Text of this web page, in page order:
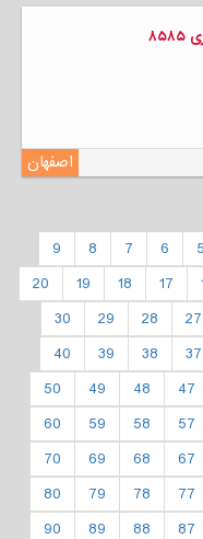
اصفهان
5
6
7
8
9
17
18
19
20
27
28
29
30
37
38
39
40
47
48
49
50
57
58
59
60
67
68
69
70
77
78
79
80
87
88
89
90